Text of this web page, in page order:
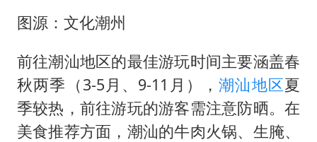
图源：文化潮州
前往潮汕地区的最佳游玩时间主要涵盖春
秋两季（3-5月、9-11月），潮汕地区夏
季较热，前往游玩的游客需注意防晒。在
美食推荐方面，潮汕的牛肉火锅、生腌、